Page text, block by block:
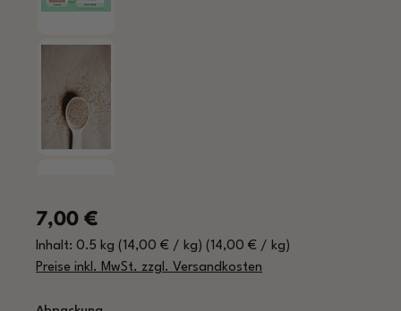
Regulärer Preis:
7,00 €
Inhalt: 0.5 kg (14,00 € / kg) (14,00 € / kg)
Preise inkl. MwSt. zzgl. Versandkosten